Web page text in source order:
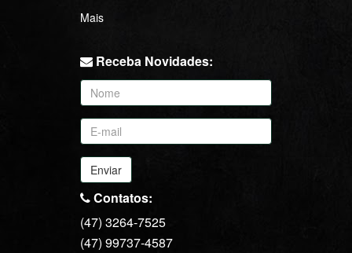
Mais
Receba Novidades:
Enviar
Contatos:
(47) 3264-7525
(47) 99737-4587